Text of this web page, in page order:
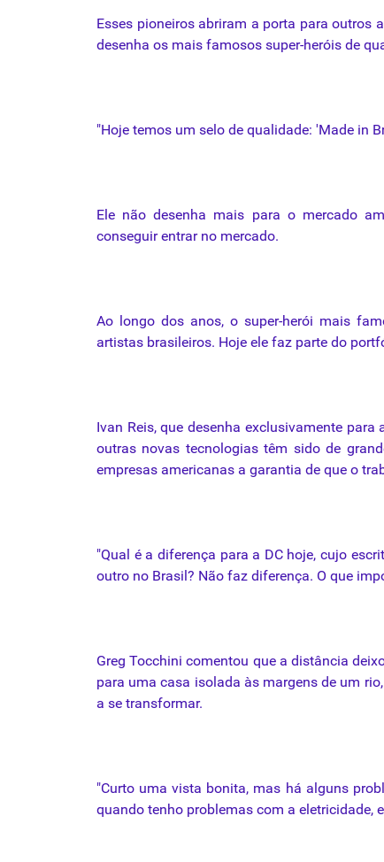
Esses pioneiros abriram a porta para outros
desenha os mais famosos super-heróis de
"Hoje temos um selo de qualidade: 'Made in
Ele não desenha mais para o mercado
conseguir entrar no mercado.
Ao longo dos anos, o super-herói mais
artistas brasileiros. Hoje ele faz parte do
Ivan Reis, que desenha exclusivamente
outras novas tecnologias têm sido de
empresas americanas a garantia de que o
"Qual éa diferença para a DC hoje, cujo
outro no Brasil? Não faz diferença. O que
Greg Tocchini comentou que a distância
para uma casa isolada às margens de um
a se transformar.
"Curto uma vista bonita, mas há alguns
quando tenho problemas com a eletricidade,